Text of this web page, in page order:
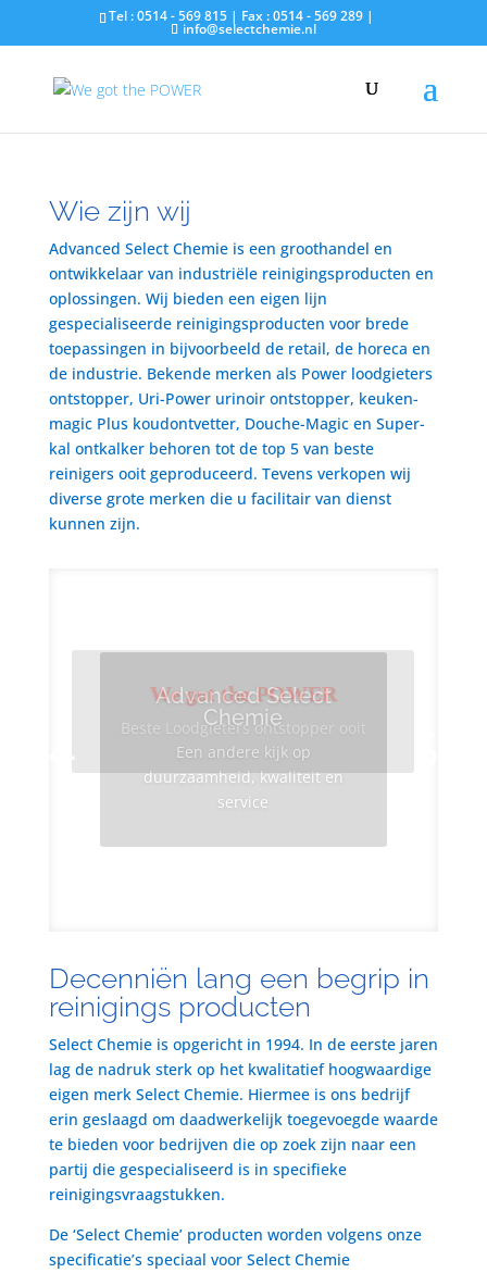
Tel : 0514 - 569 815 | Fax : 0514 - 569 289 |
info@selectchemie.nl
Wie zijn wij
Advanced Select Chemie is een groothandel en
ontwikkelaar van industriële reinigingsproducten en
oplossingen. Wij bieden een eigen lijn
gespecialiseerde reinigingsproducten voor brede
toepassingen in bijvoorbeeld de retail, de horeca en
de industrie. Bekende merken als Power loodgieters
ontstopper, Uri-Power urinoir ontstopper, keuken-
magic Plus koudontvetter, Douche-Magic en Super-
kal ontkalker behoren tot de top 5 van beste
reinigers ooit geproduceerd. Tevens verkopen wij
diverse grote merken die u facilitair van dienst
kunnen zijn.
Advanced Select
Chemie
Een andere kijk op
duurzaamheid, kwaliteit en
service
We got the POWER
Beste Loodgieters ontstopper ooit
Decenniën lang een begrip in
reinigings producten
Select Chemie is opgericht in 1994. In de eerste jaren
lag de nadruk sterk op het kwalitatief hoogwaardige
eigen merk Select Chemie. Hiermee is ons bedrijf
erin geslaagd om daadwerkelijk toegevoegde waarde
te bieden voor bedrijven die op zoek zijn naar een
partij die gespecialiseerd is in specifieke
reinigingsvraagstukken.
De ‘Select Chemie’ producten worden volgens onze
specificatie’s speciaal voor Select Chemie